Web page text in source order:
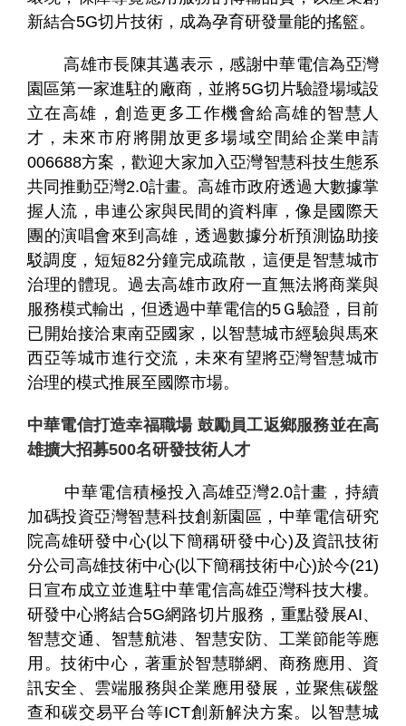
新結合5G切片技術，成為孕育研發量能的搖籃。
高雄市長陳其邁表示，感謝中華電信為亞灣
園區第一家進駐的廠商，並將5G切片驗證場域設
立在高雄，創造更多工作機會給高雄的智慧人
才，未來市府將開放更多場域空間給企業申請
006688方案，歡迎大家加入亞灣智慧科技生態系
共同推動亞灣2.0計畫。高雄市政府透過大數據掌
握人流，串連公家與民間的資料庫，像是國際天
團的演唱會來到高雄，透過數據分析預測協助接
駁調度，短短82分鐘完成疏散，這便是智慧城市
治理的體現。過去高雄市政府一直無法將商業與
服務模式輸出，但透過中華電信的5Ｇ驗證，目前
已開始接洽東南亞國家，以智慧城市經驗與馬來
西亞等城市進行交流，未來有望將亞灣智慧城市
治理的模式推展至國際市場。
中華電信打造幸福職場 鼓勵員工返鄉服務並在高
雄擴大招募500名研發技術人才
中華電信積極投入高雄亞灣2.0計畫，持續
加碼投資亞灣智慧科技創新園區，中華電信研究
院高雄研發中心(以下簡稱研發中心)及資訊技術
分公司高雄技術中心(以下簡稱技術中心)於今(21)
日宣布成立並進駐中華電信高雄亞灣科技大樓。
研發中心將結合5G網路切片服務，重點發展AI、
智慧交通、智慧航港、智慧安防、工業節能等應
用。技術中心，著重於智慧聯網、商務應用、資
訊安全、雲端服務與企業應用發展，並聚焦碳盤
查和碳交易平台等ICT創新解決方案。以智慧城